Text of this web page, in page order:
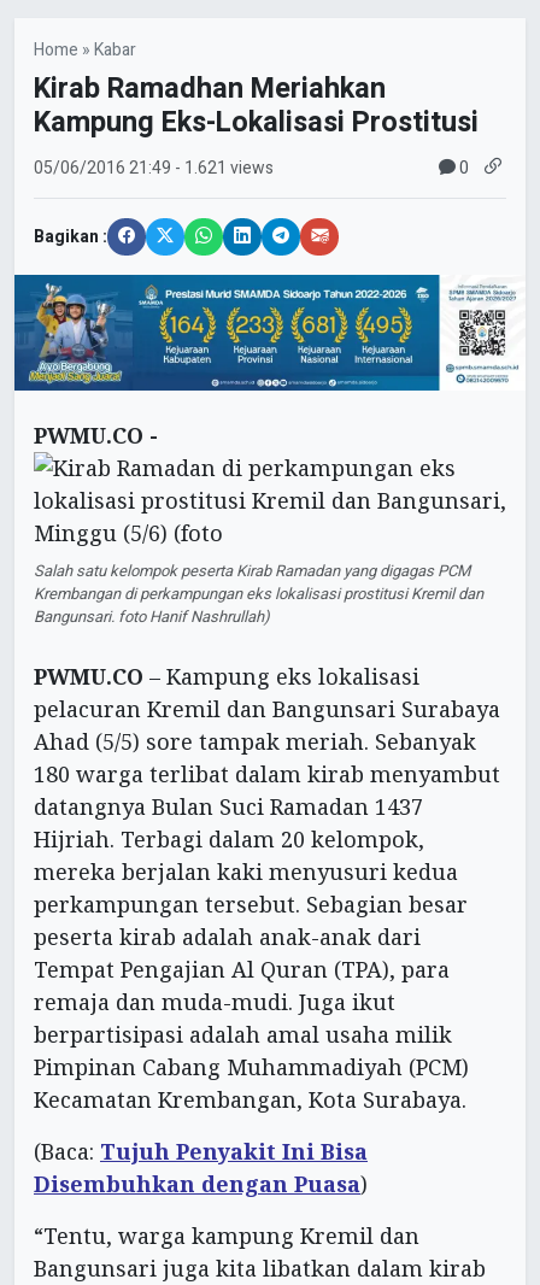
Home »Kabar
Kirab Ramadhan Meriahkan
Kampung Eks-Lokalisasi Prostitusi
05/06/201621:49 - 1.621 views 0
Bagikan :
PWMU.CO -
Salah satu kelompok peserta Kirab Ramadan yang digagas PCM
Krembangan di perkampungan eks lokalisasi prostitusi Kremil dan
Bangunsari. foto Hanif Nashrullah)
PWMU.CO – Kampung eks lokalisasi
pelacuran Kremil dan Bangunsari Surabaya
Ahad (5/5) sore tampak meriah. Sebanyak
180 warga terlibat dalam kirab menyambut
datangnya Bulan Suci Ramadan 1437
Hijriah. Terbagi dalam 20 kelompok,
mereka berjalan kaki menyusuri kedua
perkampungan tersebut. Sebagian besar
peserta kirab adalah anak-anak dari
Tempat Pengajian Al Quran (TPA), para
remaja dan muda-mudi. Juga ikut
berpartisipasi adalah amal usaha milik
Pimpinan Cabang Muhammadiyah (PCM)
Kecamatan Krembangan, Kota Surabaya.
(Baca: Tujuh Penyakit Ini Bisa
Disembuhkan dengan Puasa)
“Tentu, warga kampung Kremil dan
Bangunsari juga kita libatkan dalam kirab